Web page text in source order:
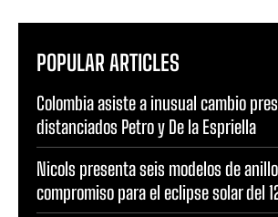
POPULAR ARTICLES
Colombia asiste a inusual cambio
distanciados Petro y De la Espriella
Nicols presenta seis modelos de
compromiso para el eclipse solar del